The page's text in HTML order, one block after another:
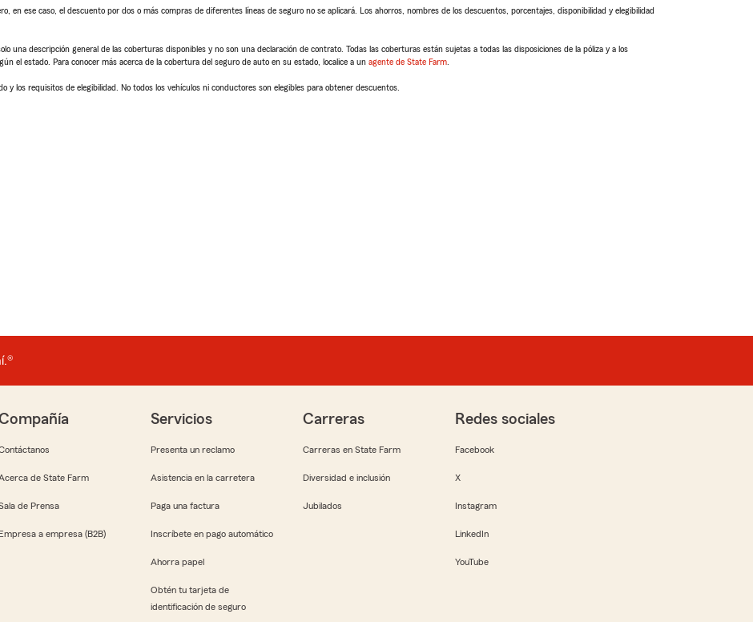
en ese caso, el descuento por dos o más compras de diferentes líneas de seguro no se aplicará. Los ahorros, nombres de los descuentos, porcentajes, disponibilidad y elegibilidad
una descripción general de las coberturas disponibles y no son una declaración de contrato. Todas las coberturas están sujetas a todas las disposiciones de la póliza y a los
el estado. Para conocer más acerca de la cobertura del seguro de auto en su estado, localice a un agente de State Farm
y los requisitos de elegibilidad. No todos los vehículos ni conductores son elegibles para obtener descuentos.
de State Farm
de Prensa
Empresa a empresa (B2B)
Servicios
Presenta un reclamo
Asistencia en la carretera
Paga una factura
Inscríbete en pago automático
Ahorra papel
Obtén tu tarjeta de
identificación de seguro
Carreras
Carreras en State Farm
Diversidad e inclusión
Jubilados
Redes sociales
Facebook
X
Instagram
LinkedIn
YouTube